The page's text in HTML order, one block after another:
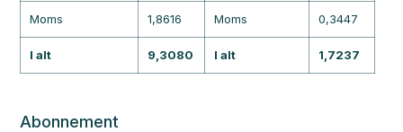
Moms 1,8616 Moms 0,3447
I alt 9,3080 I alt 1,7237
Abonnement